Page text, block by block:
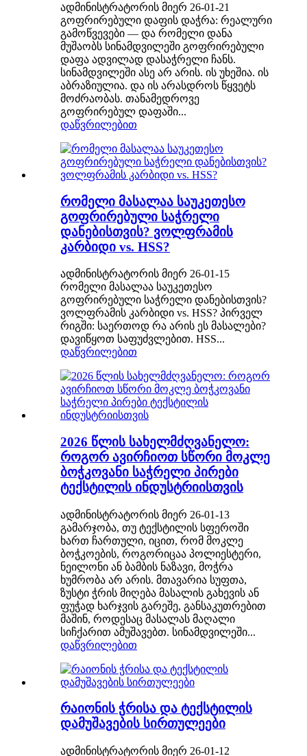
ადმინისტრატორის მიერ 26-01-21
გოფრირებული დაფის დაჭრა: რეალური
გამოწვევები — და რომელი დანა
მუშაობს სინამდვილეში გოფრირებული
დაფა ადვილად დასაჭრელი ჩანს.
სინამდვილეში ასე არ არის. ის უხეშია. ის
აბრაზიულია. და ის არასდროს წყვეტს
მოძრაობას. თანამედროვე
გოფრირებულ დაფაში...
დაწვრილებით
რომელი მასალაა საუკეთესო
გოფრირებული საჭრელი
დანებისთვის? ვოლფრამის
კარბიდი vs. HSS?
ადმინისტრატორის მიერ 26-01-15
რომელი მასალაა საუკეთესო
გოფრირებული საჭრელი დანებისთვის?
ვოლფრამის კარბიდი vs. HSS? პირველ
რიგში: საერთოდ რა არის ეს მასალები?
დავიწყოთ საფუძვლებით. HSS...
დაწვრილებით
2026 წლის სახელმძღვანელო:
როგორ ავირჩიოთ სწორი მოკლე
ბოჭკოვანი საჭრელი პირები
ტექსტილის ინდუსტრიისთვის
ადმინისტრატორის მიერ 26-01-13
გამარჯობა, თუ ტექსტილის სფეროში
ხართ ჩართული, იცით, რომ მოკლე
ბოჭკოების, როგორიცაა პოლიესტერი,
ნეილონი ან ბამბის ნაზავი, მოჭრა
ხუმრობა არ არის. მთავარია სუფთა,
ზუსტი ჭრის მიღება მასალის გახევის ან
ფუჭად ხარჯვის გარეშე, განსაკუთრებით
მაშინ, როდესაც მასალას მაღალი
სიჩქარით ამუშავებთ. სინამდვილეში...
დაწვრილებით
რაიონის ჭრისა და ტექსტილის
დამუშავების სირთულეები
ადმინისტრატორის მიერ 26-01-12